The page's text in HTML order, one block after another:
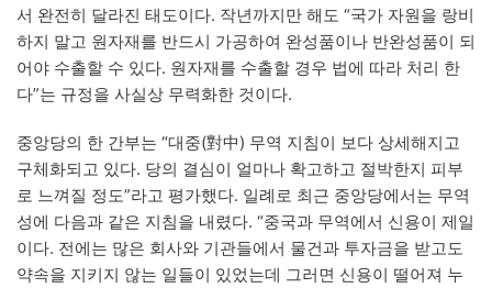
서 완전히 달라진 태도이다. 작년까지만 해도 “국가 자원을 랑비
하지 말고 원자재를 반드시 가공하여 완성품이나 반완성품이 되
어야 수출할 수 있다. 원자재를 수출할 경우 법에 따라 처리 한
다”는 규정을 사실상 무력화한 것이다.
중앙당의 한 간부는 “대중(對中) 무역 지침이 보다 상세해지고
구체화되고 있다. 당의 결심이 얼마나 확고하고 절박한지 피부
로 느껴질 정도”라고 평가했다. 일례로 최근 중앙당에서는 무역
성에 다음과 같은 지침을 내렸다. “중국과 무역에서 신용이 제일
이다. 전에는 많은 회사와 기관들에서 물건과 투자금을 받고도
약속을 지키지 않는 일들이 있었는데 그러면 신용이 떨어져 누